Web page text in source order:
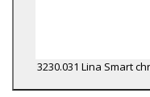
3230.031 Lina Smart